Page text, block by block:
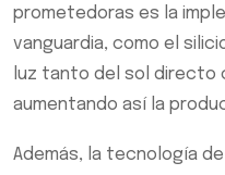
prometedoras es la
vanguardia, como el
luz tanto del sol directo
aumentando así la
Además, la tecnología